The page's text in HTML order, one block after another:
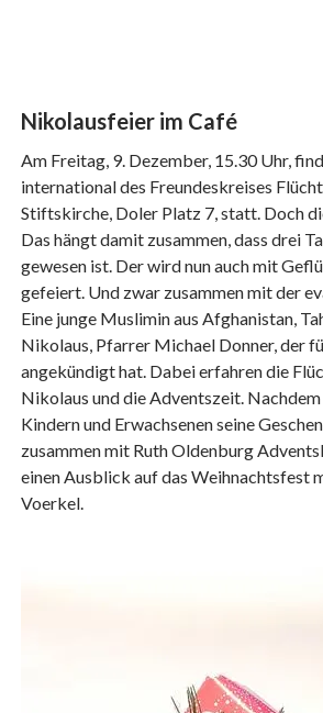
Nikolausfeier im Café
Am Freitag, 9. Dezember, 15.30 Uhr,
international des Freundeskreises
Stiftskirche, Doler Platz 7, statt. Doch
Das hängt damit zusammen, dass drei
gewesen ist. Der wird nun auch mit
gefeiert. Und zwar zusammen mit der
Eine junge Muslimin aus Afghanistan,
Nikolaus, Pfarrer Michael Donner, der
angekündigt hat. Dabei erfahren die
Nikolaus und die Adventszeit. Nachdem
Kindern und Erwachsenen seine
zusammen mit Ruth Oldenburg
einen Ausblick auf das Weihnachtsfest
Voerkel.